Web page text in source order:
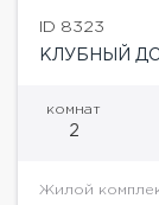
ID 8323
КЛУБНЫЙ
комнат
2
Жилой